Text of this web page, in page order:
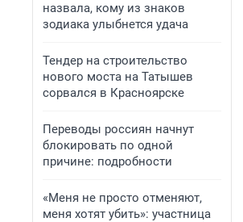
назвала, кому из знаков
зодиака улыбнется удача
Тендер на строительство
нового моста на Татышев
сорвался в Красноярске
Переводы россиян начнут
блокировать по одной
причине: подробности
«Меня не просто отменяют,
меня хотят убить»: участница